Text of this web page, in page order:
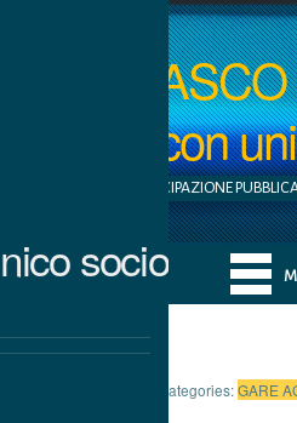
S.r.l. con
AZIENDA A PARTECIPAZIONE
socio
Categories:GARE